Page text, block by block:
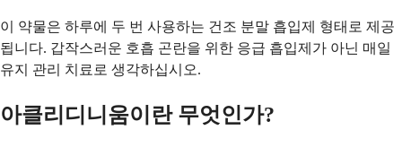
이 약물은 하루에 두 번 사용하는 건조 분말 흡입제 형태로 제공
됩니다. 갑작스러운 호흡 곤란을 위한 응급 흡입제가 아닌 매일
유지 관리 치료로 생각하십시오.
아클리디니움이란 무엇인가?